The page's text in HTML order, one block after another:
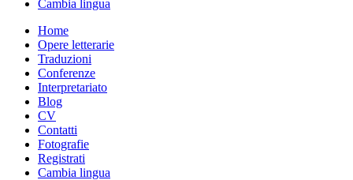
Cambia lingua
Home
Opere letterarie
Traduzioni
Conferenze
Interpretariato
Blog
CV
Contatti
Fotografie
Registrati
Cambia lingua